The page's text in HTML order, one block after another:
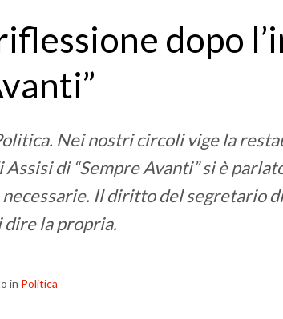
dopo
Nei nostri circoli vige la
di “Sempre Avanti” si è
Il diritto del segretario
la propria.
in Politica